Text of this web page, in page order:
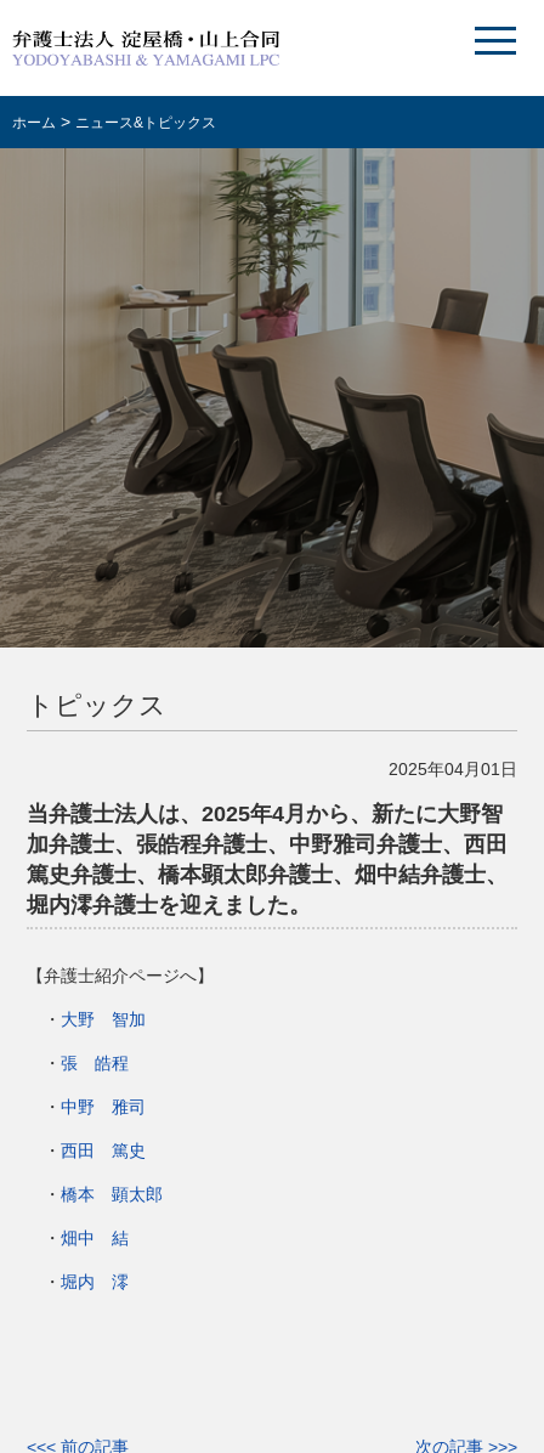
ホーム > ニュース&トピックス
トピックス
2025年04月01日
当弁護士法人は、2025年4月から、新たに大野智
加弁護士、張皓程弁護士、中野雅司弁護士、西田
篤史弁護士、橋本顕太郎弁護士、畑中結弁護士、
堀内澪弁護士を迎えました。
【弁護士紹介ページへ】
・ 大野 智加
・張 皓程
・中野 雅司
・西田 篤史
・橋本 顕太郎
・畑中 結
・堀内 澪
<<< 前の記事 次の記事 >>>